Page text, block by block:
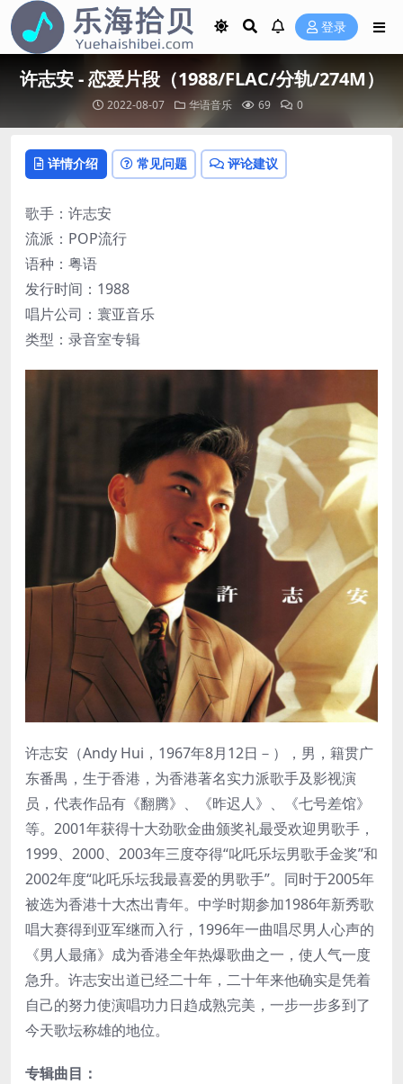
登录
许志安 - 恋爱片段（1988/FLAC/分轨/274M）
2022-08-07 华语音乐 69 0
详情介绍 常见问题 评论建议
歌手：许志安
流派：POP流行
语种：粤语
发行时间：1988
唱片公司：寰亚音乐
类型：录音室专辑
许志安（Andy Hui，1967年8月12日－），男，籍贯广
东番禺，生于香港，为香港著名实力派歌手及影视演
员，代表作品有《翻腾》、《昨迟人》、《七号差馆》
等。2001年获得十大劲歌金曲颁奖礼最受欢迎男歌手，
1999、2000、2003年三度夺得“叱吒乐坛男歌手金奖”和
2002年度“叱吒乐坛我最喜爱的男歌手”。同时于2005年
被选为香港十大杰出青年。中学时期参加1986年新秀歌
唱大赛得到亚军继而入行，1996年一曲唱尽男人心声的
《男人最痛》成为香港全年热爆歌曲之一，使人气一度
急升。许志安出道已经二十年，二十年来他确实是凭着
自己的努力使演唱功力日趋成熟完美，一步一步多到了
今天歌坛称雄的地位。
专辑曲目：